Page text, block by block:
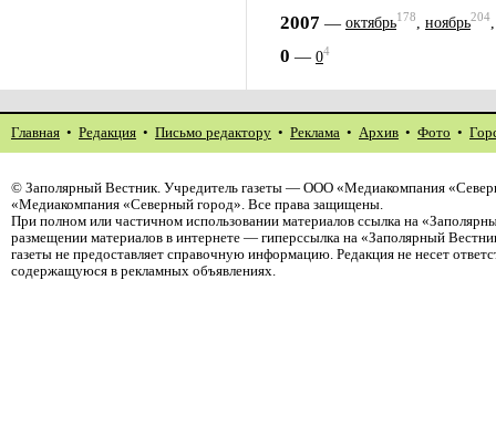
2007 — октябрь178, ноябрь204
0 — 04
Главная • Редакция • Письмо редактору • Реклама • Архив • Фото •
© Заполярный Вестник. Учредитель газеты — ООО «Медиакомпания
«Медиакомпания «Северный город». Все права защищены.
При полном или частичном использовании материалов ссылка на
размещении материалов в интернете — гиперссылка на «Заполярный
газеты не предоставляет справочную информацию. Редакция не несет
содержащуюся в рекламных объявлениях.